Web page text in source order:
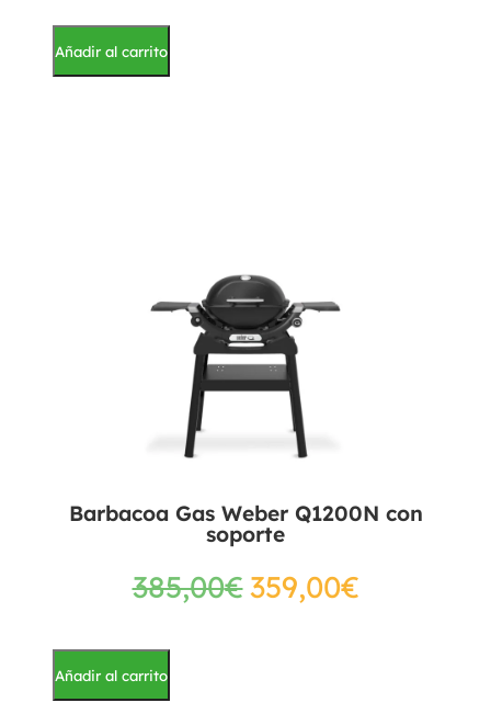
Añadir al carrito
Barbacoa Gas Weber Q1200N con
soporte
385,00€359,00€
Añadir al carrito